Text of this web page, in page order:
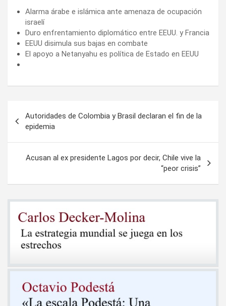
Alarma árabe e islámica ante amenaza de ocupación
israelí
Duro enfrentamiento diplomático entre EEUU. y Francia
EEUU disimula sus bajas en combate
El apoyo a Netanyahu es política de Estado en EEUU
de
entradas
Autoridades de Colombia y Brasil declaran el fin de la
epidemia
Acusan al ex presidente Lagos por decir, Chile vive la
“peor crisis”